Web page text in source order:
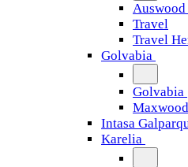
Auswood
Travel
Travel
Golvabia
Golvabia
Intasa
Karelia